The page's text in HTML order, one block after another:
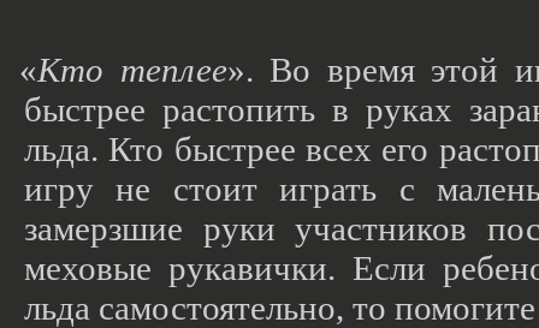
«Кто теплее». Во время этой
быстрее растопить в руках
льда. Кто быстрее всех его
игру не стоит играть с
замерзшие руки участников
меховые рукавички. Если
льда самостоятельно, то